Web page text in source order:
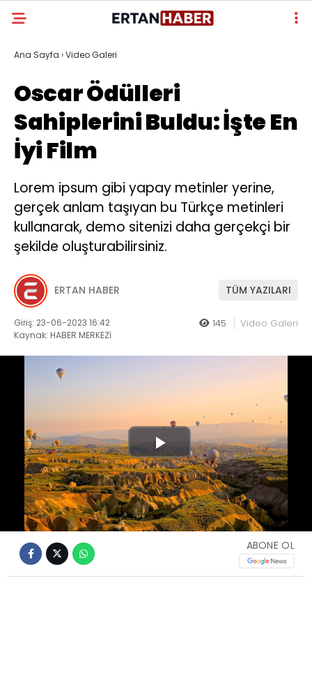
Ana Sayfa ›Video Galeri
Oscar Ödülleri
Sahiplerini Buldu: İşte En
İyi Film
Lorem ipsum gibi yapay metinler yerine,
gerçek anlam taşıyan bu Türkçe metinleri
kullanarak, demo sitenizi daha gerçekçi bir
şekilde oluşturabilirsiniz.
ERTAN HABER TÜM YAZILARI
Giriş: 23-06-2023 16:42
Kaynak: HABER MERKEZİ
145 Video Galeri
Play
Video
ABONE OL